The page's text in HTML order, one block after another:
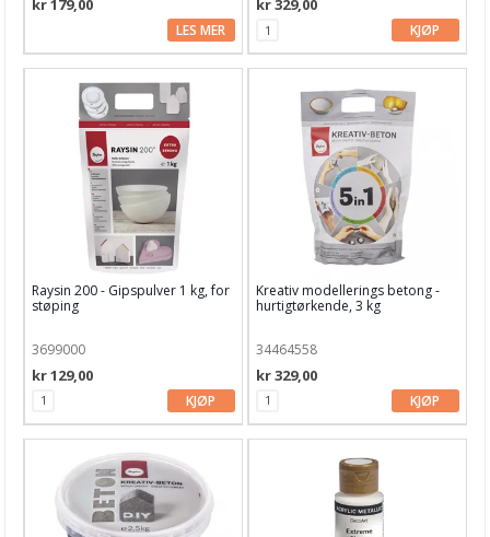
kr 179,00
LES MER
kr 329,00
KJØP
Raysin 200 - Gipspulver 1 kg, for
støping
3699000
kr 129,00
KJØP
Kreativ modellerings betong -
hurtigtørkende, 3 kg
34464558
kr 329,00
KJØP